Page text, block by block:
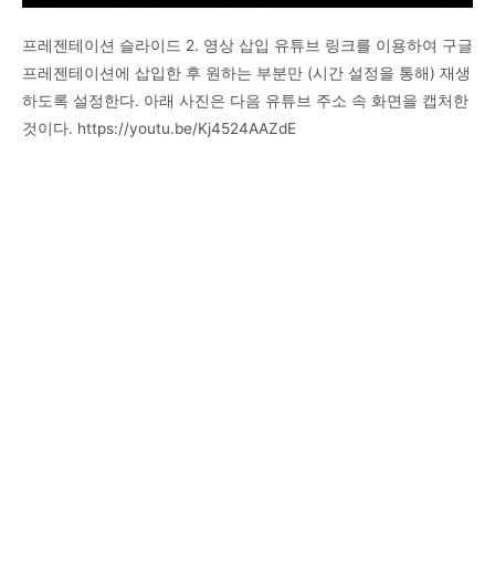
프레젠테이션 슬라이드 2. 영상 삽입 유튜브 링크를 이용하여 구글
프레젠테이션에 삽입한 후 원하는 부분만 (시간 설정을 통해) 재생
하도록 설정한다. 아래 사진은 다음 유튜브 주소 속 화면을 캡처한
것이다. https://youtu.be/Kj4524AAZdE